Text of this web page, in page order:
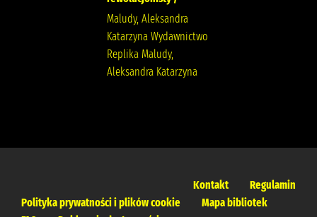
Maludy, Aleksandra
Katarzyna Wydawnictwo
Replika Maludy,
Aleksandra Katarzyna
Kontakt
Regulamin
Polityka prywatności i plików cookie
Mapa bibliotek